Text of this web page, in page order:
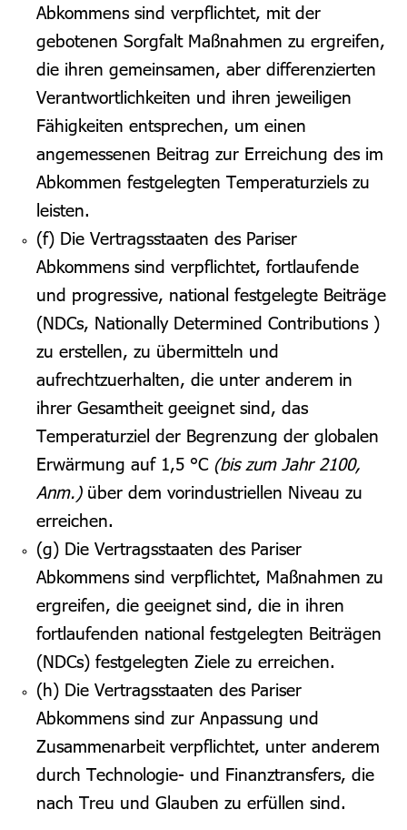
Abkommens sind verpflichtet, mit der
gebotenen Sorgfalt Maßnahmen zu ergreifen,
die ihren gemeinsamen, aber differenzierten
Verantwortlichkeiten und ihren jeweiligen
Fähigkeiten entsprechen, um einen
angemessenen Beitrag zur Erreichung des im
Abkommen festgelegten Temperaturziels zu
leisten.
(f) Die Vertragsstaaten des Pariser
Abkommens sind verpflichtet, fortlaufende
und progressive, national festgelegte Beiträge
(NDCs, Nationally Determined Contributions )
zu erstellen, zu übermitteln und
aufrechtzuerhalten, die unter anderem in
ihrer Gesamtheit geeignet sind, das
Temperaturziel der Begrenzung der globalen
Erwärmung auf 1,5 °C (bis zum Jahr 2100,
Anm.) über dem vorindustriellen Niveau zu
erreichen.
(g) Die Vertragsstaaten des Pariser
Abkommens sind verpflichtet, Maßnahmen zu
ergreifen, die geeignet sind, die in ihren
fortlaufenden national festgelegten Beiträgen
(NDCs) festgelegten Ziele zu erreichen.
(h) Die Vertragsstaaten des Pariser
Abkommens sind zur Anpassung und
Zusammenarbeit verpflichtet, unter anderem
durch Technologie- und Finanztransfers, die
nach Treu und Glauben zu erfüllen sind.